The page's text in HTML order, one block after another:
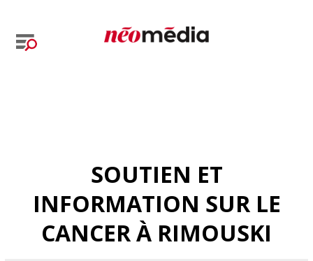
SOUTIEN ET
INFORMATION SUR LE
CANCER À RIMOUSKI